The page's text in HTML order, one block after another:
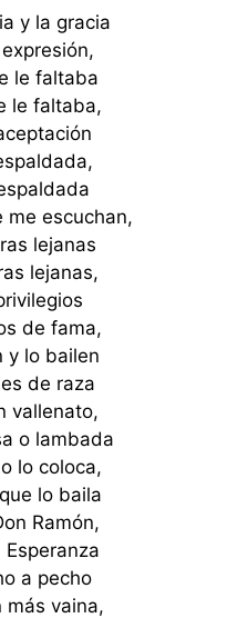
y la gracia
le faltaba
le faltaba,
me escuchan,
lejanas
lejanas,
de fama,
y lo bailen
de raza
vallenato,
o lambada
lo coloca,
lo baila
Ramón,
a pecho
vaina,